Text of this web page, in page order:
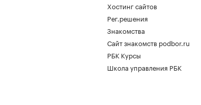
Хостинг сайтов
Рег.решения
Знакомства
Сайт знакомств podbor.ru
РБК Курсы
Школа управления РБК